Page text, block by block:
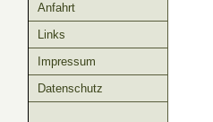
Anfahrt
Links
Impressum
Datenschutz